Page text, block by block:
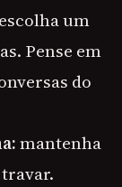
escolha um
Pense em
do
mantenha